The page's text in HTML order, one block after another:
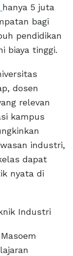
hanya 5 juta
bagi
pendidikan
biaya tinggi.
dosen
relevan
kampus
industri,
dapat
nyata di
Industri